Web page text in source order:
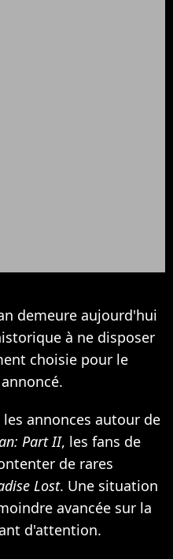
demeure aujourd'hui
à ne disposer
choisie pour le
annonces autour de
Part II, les fans de
de rares
Lost. Une situation
avancée sur la
d'attention.